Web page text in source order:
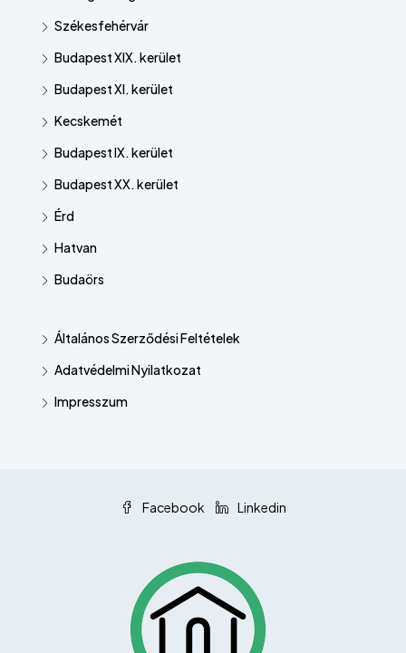
Székesfehérvár
Budapest XIX. kerület
Budapest XI. kerület
Kecskemét
Budapest IX. kerület
Budapest XX. kerület
Érd
Hatvan
Budaörs
Általános Szerződési Feltételek
Adatvédelmi Nyilatkozat
Impresszum
Facebook Linkedin